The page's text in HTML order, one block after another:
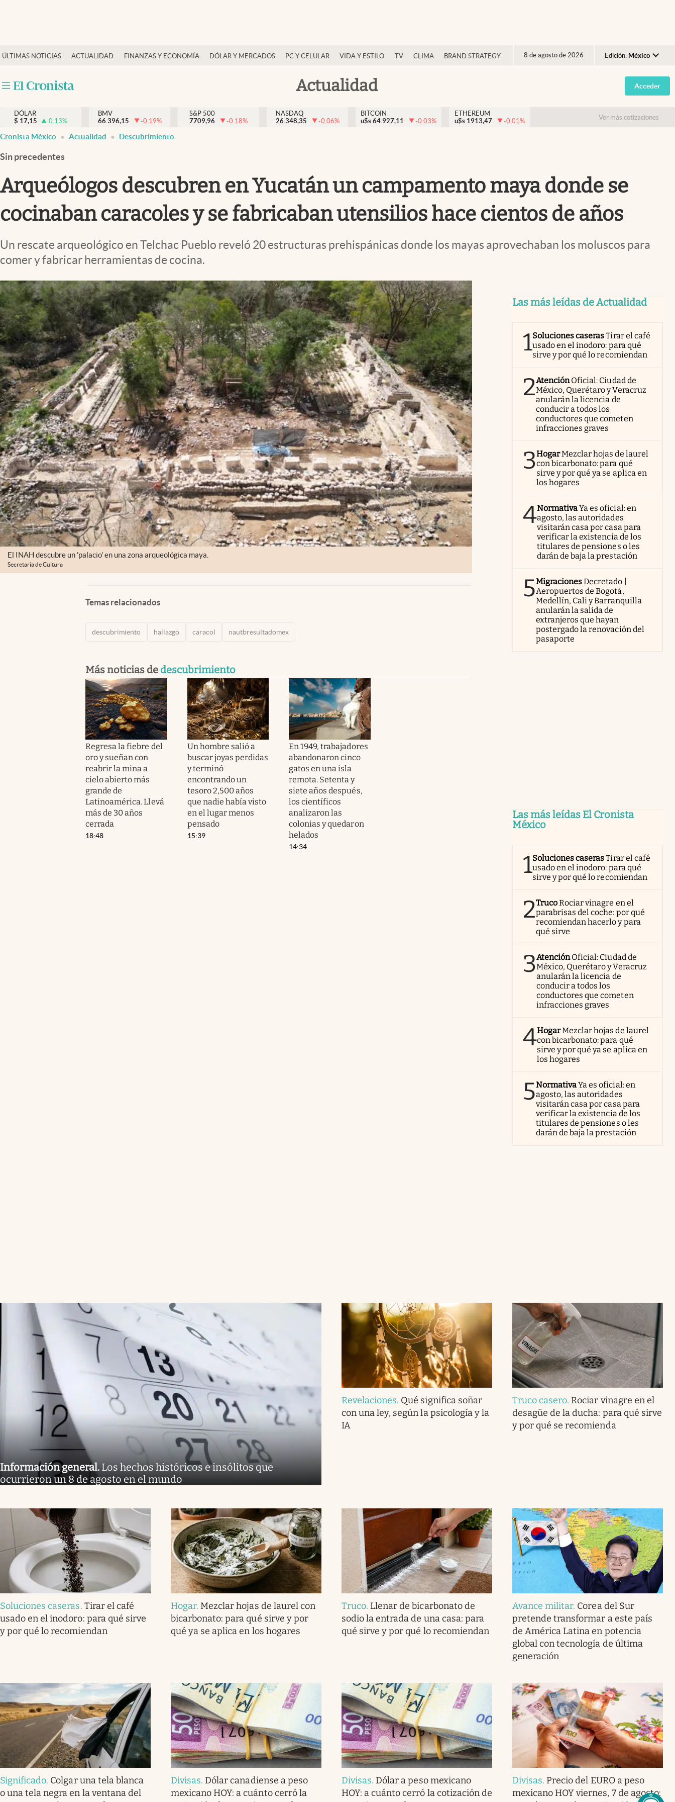
ÚLTIMAS NOTICIAS ACTUALIDAD FINANZAS Y ECONOMÍA DÓLAR Y MERCADOS PC Y CELULAR VIDA Y ESTILO TV CLIMA BRAND STRATEGY 8 de agosto de 2026 Edición: México
Argentina
España
USA
Actualidad
Actualidad
Internacionales
Opinión
Brand Strategy
Vida y estilo
Tv
Espiritualidad
abre en nueva pestaña
Acceder
DÓLAR
$ 17,15 0.13%
BMV
66.396,15
-0.19%
S&P 500
7709,96
-0.18%
NASDAQ
26.348,35
-0.06%
BITCOIN
u$s 64.927,11 -0.03%
ETHEREUM
u$s 1913,47 -0.01% Ver más cotizaciones
Cronista México Actualidad Descubrimiento
Sin precedentes
Arqueólogos descubren en Yucatán un campamento maya donde se
cocinaban caracoles y se fabricaban utensilios hace cientos de años
Un rescate arqueológico en Telchac Pueblo reveló 20 estructuras prehispánicas donde los mayas aprovechaban los moluscos para
comer y fabricar herramientas de cocina.
El INAH descubre un 'palacio' en una zona arqueológica maya.
Secretaría de Cultura
Temas relacionados
descubrimiento hallazgo caracol nautbresultadomex
Más noticias de descubrimiento
Regresa la fiebre del
oro y sueñan con
reabrir la mina a
cielo abierto más
grande de
Latinoamérica. Llevá
más de 30 años
cerrada
18:48
Un hombre salió a
buscar joyas perdidas
y terminó
encontrando un
tesoro 2,500 años
que nadie había visto
en el lugar menos
pensado
15:39
En 1949, trabajadores
abandonaron cinco
gatos en una isla
remota. Setenta y
siete años después,
los científicos
analizaron las
colonias y quedaron
helados
14:34
Las más leídas de Actualidad
1Soluciones caserasTirar el café
usado en el inodoro: para qué
sirve y por qué lo recomiendan
2AtenciónOficial: Ciudad de
México, Querétaro y Veracruz
anularán la licencia de
conducir a todos los
conductores que cometen
infracciones graves
3HogarMezclar hojas de laurel
con bicarbonato: para qué
sirve y por qué ya se aplica en
los hogares
4NormativaYa es oficial: en
agosto, las autoridades
visitarán casa por casa para
verificar la existencia de los
titulares de pensiones o les
darán de baja la prestación
5MigracionesDecretado |
Aeropuertos de Bogotá,
Medellín, Cali y Barranquilla
anularán la salida de
extranjeros que hayan
postergado la renovación del
pasaporte
Las más leídas El Cronista
México
1Soluciones caserasTirar el café
usado en el inodoro: para qué
sirve y por qué lo recomiendan
2TrucoRociar vinagre en el
parabrisas del coche: por qué
recomiendan hacerlo y para
qué sirve
3AtenciónOficial: Ciudad de
México, Querétaro y Veracruz
anularán la licencia de
conducir a todos los
conductores que cometen
infracciones graves
4HogarMezclar hojas de laurel
con bicarbonato: para qué
sirve y por qué ya se aplica en
los hogares
5NormativaYa es oficial: en
agosto, las autoridades
visitarán casa por casa para
verificar la existencia de los
titulares de pensiones o les
darán de baja la prestación
Información general. Los hechos históricos e insólitos que
ocurrieron un 8 de agosto en el mundo
Revelaciones. Qué significa soñar
con una ley, según la psicología y la
IA
Truco casero. Rociar vinagre en el
desagüe de la ducha: para qué sirve
y por qué se recomienda
Soluciones caseras. Tirar el café
usado en el inodoro: para qué sirve
y por qué lo recomiendan
Hogar. Mezclar hojas de laurel con
bicarbonato: para qué sirve y por
qué ya se aplica en los hogares
Truco. Llenar de bicarbonato de
sodio la entrada de una casa: para
qué sirve y por qué lo recomiendan
Avance militar. Corea del Sur
pretende transformar a este país
de América Latina en potencia
global con tecnología de última
generación
Significado. Colgar una tela blanca
o una tela negra en la ventana del
Divisas. Dólar canadiense a peso
mexicano HOY: a cuánto cerró la
Divisas. Dólar a peso mexicano
HOY: a cuánto cerró la cotización de
Divisas. Precio del EURO a peso
mexicano HOY viernes, 7 de agosto: